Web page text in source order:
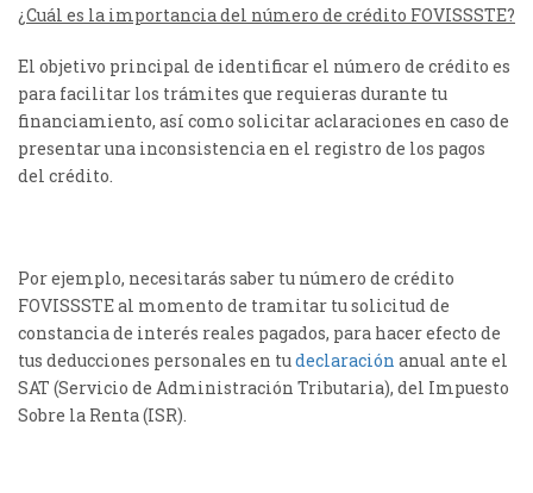
¿Cuál es la importancia del número de crédito FOVISSSTE?
El objetivo principal de identificar el número de crédito es
para facilitar los trámites que requieras durante tu
financiamiento, así como solicitar aclaraciones en caso de
presentar una inconsistencia en el registro de los pagos
del crédito.
Por ejemplo, necesitarás saber tu número de crédito
FOVISSSTE al momento de tramitar tu solicitud de
constancia de interés reales pagados, para hacer efecto de
tus deducciones personales en tudeclaración anual ante el
SAT (Servicio de Administración Tributaria), del Impuesto
Sobre la Renta (ISR).